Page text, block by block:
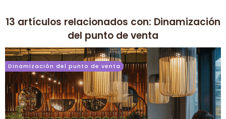
13 artículos relacionados con: Dinamización
del punto de venta
Dinamización del punto de venta